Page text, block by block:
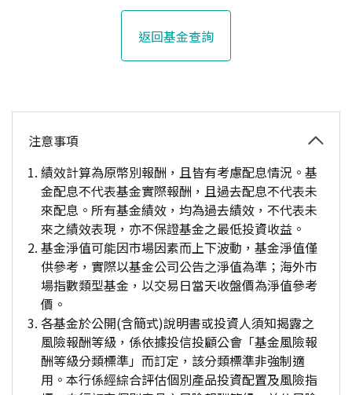
返回基金查詢
注意事項
績效計算為原幣別報酬，且皆有考慮配息情況。基
金配息不代表基金實際報酬，且過去配息不代表未
來配息。所有基金績效，均為過去績效，不代表未
來之績效表現，亦不保證基金之最低投資收益。
基金淨值可能因市場因素而上下波動，基金淨值僅
供參考，實際以基金公司公告之淨值為準；海外市
場指數類型基金，以交易日當天收盤價為淨值參考
價。
各基金於公開(含簡式)說明書或投資人須知揭露之
風險報酬等級，係依據投信投顧公會「基金風險報
酬等級分類標準」而訂定，該分類標準非強制適
用。本行係經綜合評估個別產品投資配置及風險指